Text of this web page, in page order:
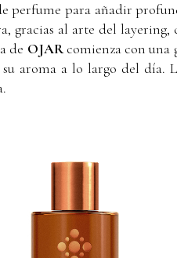
perfume para añadir
gracias al arte del layering,
de OJARcomienza con una
aroma a lo largo del día.